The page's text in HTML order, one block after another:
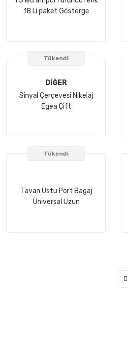
18 Li paket Gösterge
Tükendi
DİĞER
Sinyal Çerçevesi Nikelaj
Egea Çift
Tükendi
Tavan Üstü Port Bagaj
Üniversal Uzun